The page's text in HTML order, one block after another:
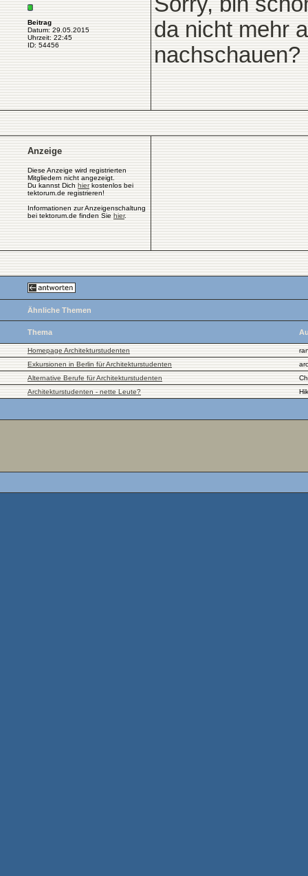
Beitrag
Datum: 29.05.2015
Uhrzeit: 22:45
ID: 54456
da nicht mehr
nachschauen?
Anzeige
Diese Anzeige wird registrierten
Mitgliedern nicht angezeigt.
Du kannst Dich hierkostenlos bei
tektorum.de registrieren!
Informationen zur Anzeigenschaltung
bei tektorum.de finden Sie hier.
Ähnliche Themen
Thema
Homepage Architekturstudenten
Exkursionen in Berlin für Architekturstudenten
Alternative Berufe für Architekturstudenten
Architekturstudenten - nette Leute?